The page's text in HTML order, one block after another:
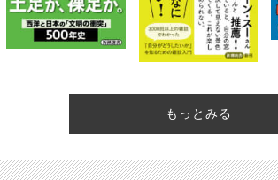
もっとみる